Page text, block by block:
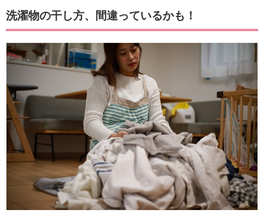
洗濯物の干し方、間違っているかも！